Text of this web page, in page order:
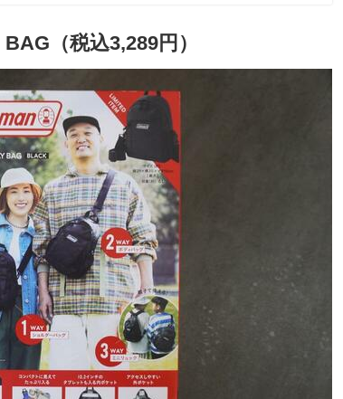
（税込3,289円）